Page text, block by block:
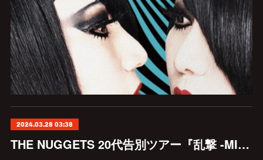
2024.03.28 03:38
THE NUGGETS 20代告別ツアー『乱撃 -MIDAREUCHI- 2024』出演決定